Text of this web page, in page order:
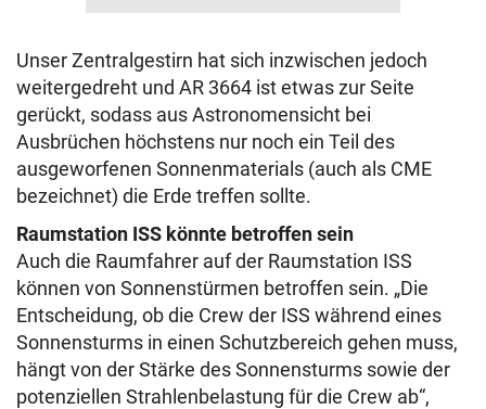
Unser Zentralgestirn hat sich inzwischen jedoch
weitergedreht und AR 3664 ist etwas zur Seite
gerückt, sodass aus Astronomensicht bei
Ausbrüchen höchstens nur noch ein Teil des
ausgeworfenen Sonnenmaterials (auch als CME
bezeichnet) die Erde treffen sollte.
Raumstation ISS könnte betroffen sein
Auch die Raumfahrer auf der Raumstation ISS
können von Sonnenstürmen betroffen sein. „Die
Entscheidung, ob die Crew der ISS während eines
Sonnensturms in einen Schutzbereich gehen muss,
hängt von der Stärke des Sonnensturms sowie der
potenziellen Strahlenbelastung für die Crew ab“,